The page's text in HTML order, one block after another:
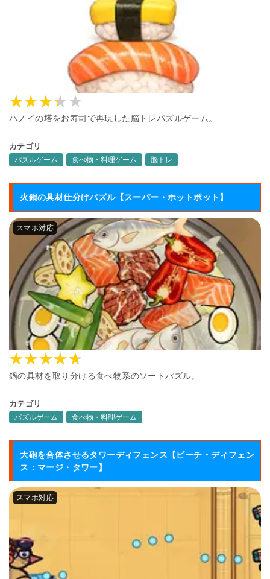
ハノイの塔をお寿司で再現した脳トレパズルゲーム。
カテゴリ
パズルゲーム
食べ物・料理ゲーム 脳トレ
火鍋の具材仕分けパズル【スーパー・ホットポット】
鍋の具材を取り分ける食べ物系のソートパズル。
カテゴリ
パズルゲーム
食べ物・料理ゲーム
大砲を合体させるタワーディフェンス【ビーチ・ディフェン
ス：マージ・タワー】